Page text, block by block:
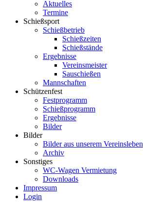
Aktuelles
Termine
Schießsport
Schießbetrieb
Schießzeiten
Schießstände
Ergebnisse
Vereinsmeister
Sauschießen
Mannschaften
Schützenfest
Festprogramm
Schießprogramm
Ergebnisse
Bilder
Bilder
Bilder aus unserem Vereinsleben
Archiv
Sonstiges
WC-Wagen Vermietung
Downloads
Impressum
Login